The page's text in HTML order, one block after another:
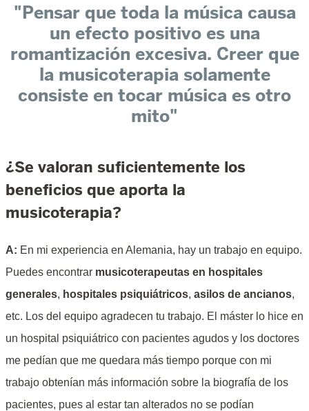
"Pensar que toda la música causa
un efecto positivo es una
romantización excesiva. Creer que
la musicoterapia solamente
consiste en tocar música es otro
mito"
¿Se valoran suficientemente los
beneficios que aporta la
musicoterapia?
A: En mi experiencia en Alemania, hay un trabajo en equipo.
Puedes encontrar musicoterapeutas en hospitales
generales, hospitales psiquiátricos, asilos de ancianos,
etc. Los del equipo agradecen tu trabajo. El máster lo hice en
un hospital psiquiátrico con pacientes agudos y los doctores
me pedían que me quedara más tiempo porque con mi
trabajo obtenían más información sobre la biografía de los
pacientes, pues al estar tan alterados no se podían